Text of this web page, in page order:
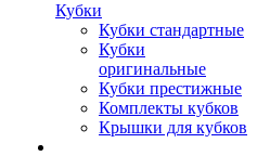
Кубки
Кубки стандартные
Кубки
оригинальные
Кубки престижные
Комплекты кубков
Крышки для кубков